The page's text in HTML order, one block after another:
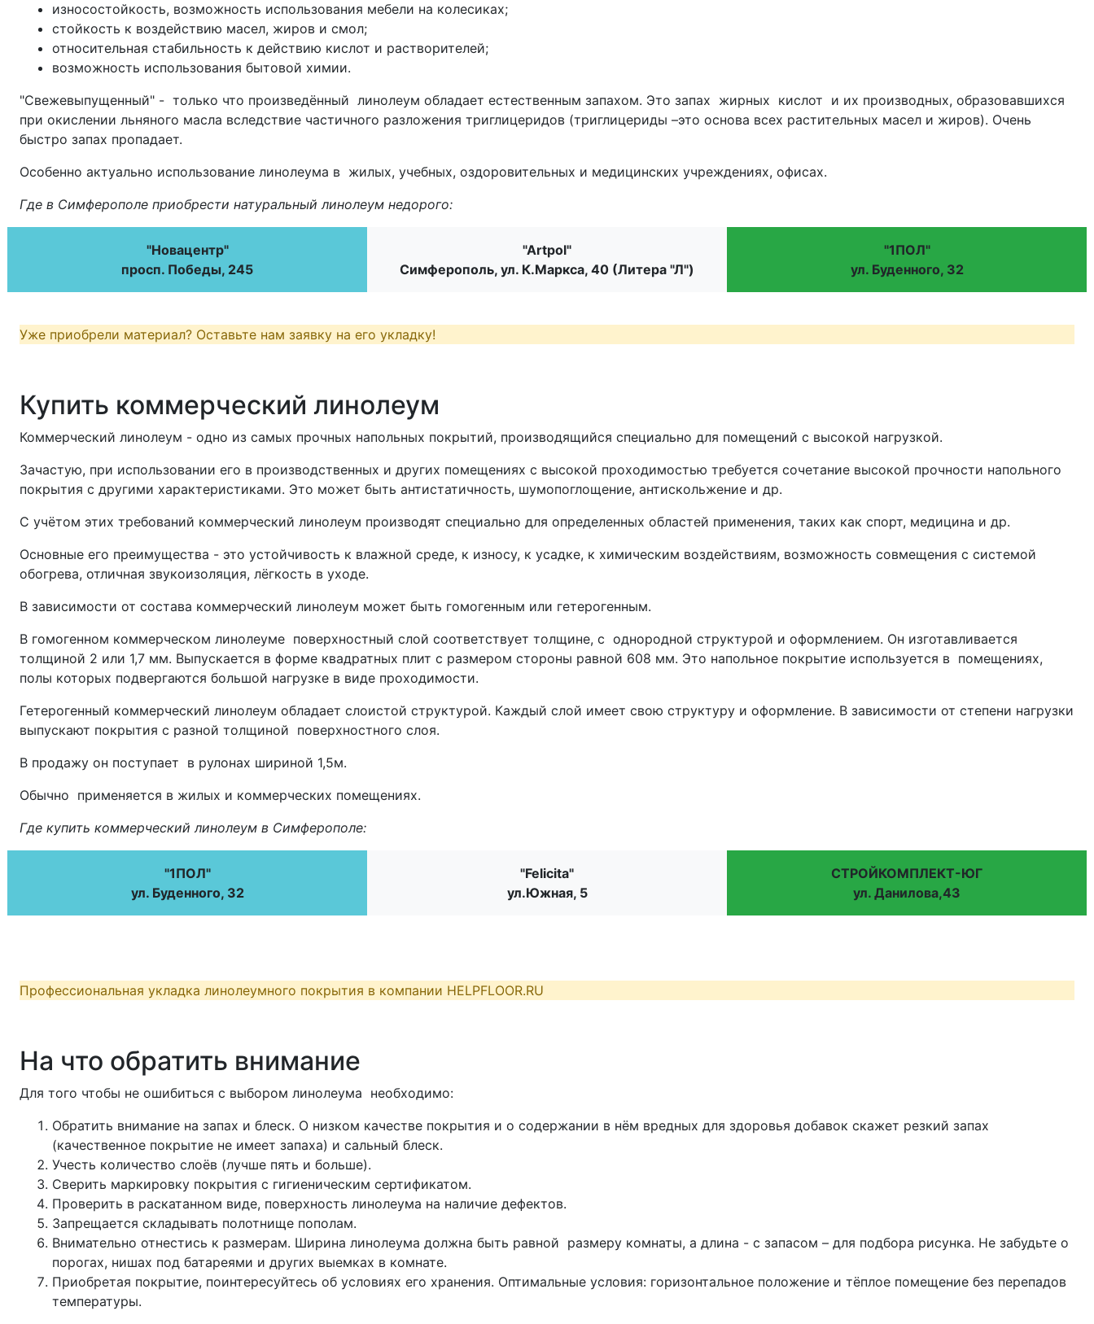
износостойкость, возможность использования мебели на колесиках;
стойкость к воздействию масел, жиров и смол;
относительная стабильность к действию кислот и растворителей;
возможность использования бытовой химии.
"Свежевыпущенный" - только что произведённый линолеум обладает естественным запахом. Это запах жирных кислот и их производных, образовавшихся
при окислении льняного масла вследствие частичного разложения триглицеридов (триглицериды –это основа всех растительных масел и жиров). Очень
быстро запах пропадает.
Особенно актуально использование линолеума в жилых, учебных, оздоровительных и медицинских учреждениях, офисах.
Где в Симферополе приобрести натуральный линолеум недорого:
"Новацентр"
просп. Победы, 245
"Artpol"
Симферополь, ул. К.Маркса, 40 (Литера "Л")
"1ПОЛ"
ул. Буденного, 32
Уже приобрели материал? Оставьте нам заявку на его укладку!
Купить коммерческий линолеум
Коммерческий линолеум - одно из самых прочных напольных покрытий, производящийся специально для помещений с высокой нагрузкой.
Зачастую, при использовании его в производственных и других помещениях с высокой проходимостью требуется сочетание высокой прочности напольного
покрытия с другими характеристиками. Это может быть антистатичность, шумопоглощение, антискольжение и др.
С учётом этих требований коммерческий линолеум производят специально для определенных областей применения, таких как спорт, медицина и др.
Основные его преимущества - это устойчивость к влажной среде, к износу, к усадке, к химическим воздействиям, возможность совмещения с системой
обогрева, отличная звукоизоляция, лёгкость в уходе.
В зависимости от состава коммерческий линолеум может быть гомогенным или гетерогенным.
В гомогенном коммерческом линолеуме поверхностный слой соответствует толщине, с однородной структурой и оформлением. Он изготавливается
толщиной 2 или 1,7 мм. Выпускается в форме квадратных плит с размером стороны равной 608 мм. Это напольное покрытие используется в помещениях,
полы которых подвергаются большой нагрузке в виде проходимости.
Гетерогенный коммерческий линолеум обладает слоистой структурой. Каждый слой имеет свою структуру и оформление. В зависимости от степени нагрузки
выпускают покрытия с разной толщиной поверхностного слоя.
В продажу он поступает в рулонах шириной 1,5м.
Обычно применяется в жилых и коммерческих помещениях.
Где купить коммерческий линолеум в Симферополе:
"1ПОЛ"
ул. Буденного, 32
"Felicita"
ул.Южная, 5
СТРОЙКОМПЛЕКТ-ЮГ
ул. Данилова,43
Профессиональная укладка линолеумного покрытия в компании HELPFLOOR.RU
На что обратить внимание
Для того чтобы не ошибиться с выбором линолеума необходимо:
Обратить внимание на запах и блеск. О низком качестве покрытия и о содержании в нём вредных для здоровья добавок скажет резкий запах
(качественное покрытие не имеет запаха) и сальный блеск.
Учесть количество слоёв (лучше пять и больше).
Сверить маркировку покрытия с гигиеническим сертификатом.
Проверить в раскатанном виде, поверхность линолеума на наличие дефектов.
Запрещается складывать полотнище пополам.
Внимательно отнестись к размерам. Ширина линолеума должна быть равной размеру комнаты, а длина - с запасом – для подбора рисунка. Не забудьте о
порогах, нишах под батареями и других выемках в комнате.
Приобретая покрытие, поинтересуйтесь об условиях его хранения. Оптимальные условия: горизонтальное положение и тёплое помещение без перепадов
температуры.